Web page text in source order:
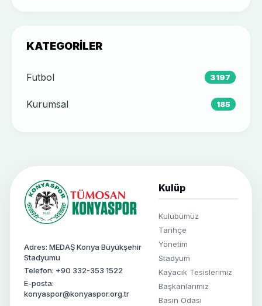
KATEGORILER
Futbol 3197
Kurumsal 185
Adres: MEDAŞ Konya Büyükşehir
Stadyumu
Telefon: +90 332-353 1522
E-posta:
konyaspor@konyaspor.org.tr
Kulüp
Kulübümüz
Tarihçe
Yönetim
Stadyum
Kayacık Tesislerimiz
Başkanlarımız
Basın Odası